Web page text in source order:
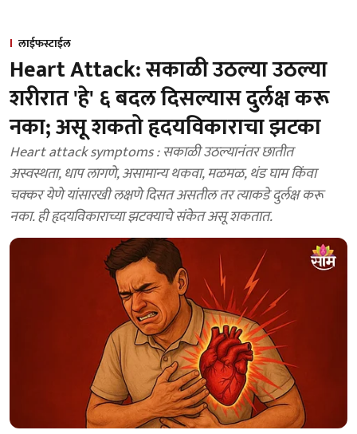
लाईफस्टाईल
Heart Attack: सकाळी उठल्या उठल्या
शरीरात 'हे' ६ बदल दिसल्यास दुर्लक्ष करू
नका; असू शकतो हृदयविकाराचा झटका
Heart attack symptoms : सकाळी उठल्यानंतर छातीत
अस्वस्थता, धाप लागणे, असामान्य थकवा, मळमळ, थंड घाम किंवा
चक्कर येणे यांसारखी लक्षणे दिसत असतील तर त्याकडे दुर्लक्ष करू
नका. ही हृदयविकाराच्या झटक्याचे संकेत असू शकतात.